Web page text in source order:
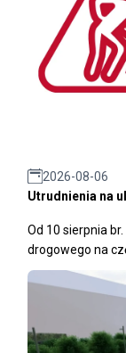
2026-08-06
Utrudnienia na
Od 10 sierpnia
drogowego na